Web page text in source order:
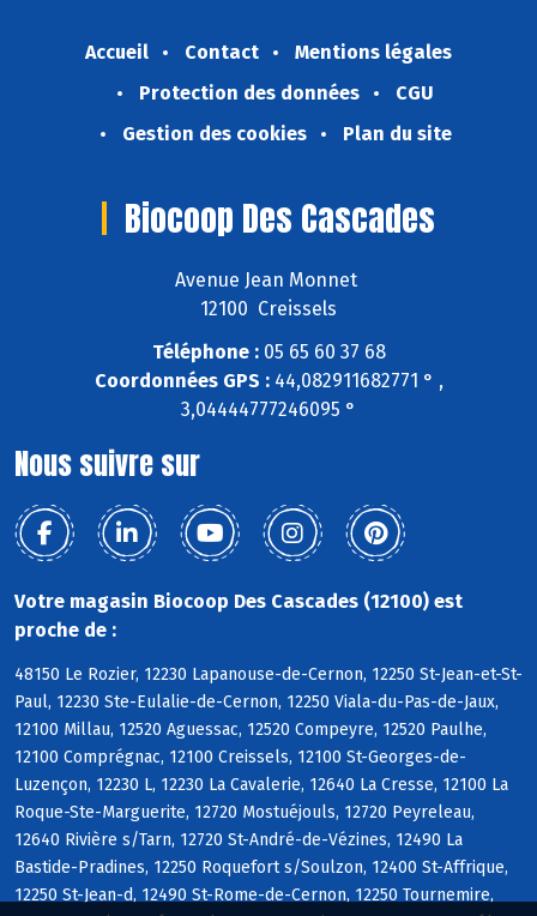
Accueil Contact
Mentions légales
Protection des données
CGU
Gestion des cookies
Plan du site
Biocoop Des Cascades
Avenue Jean Monnet
12100 Creissels
Téléphone :05 65 60 37 68
Coordonnées GPS :44,082911682771 ° ,
3,04444777246095 °
Nous suivre sur
Votre magasin Biocoop Des Cascades (12100) est
proche de :
48150 Le Rozier, 12230 Lapanouse-de-Cernon, 12250 St-Jean-et-St-
Paul, 12230 Ste-Eulalie-de-Cernon, 12250 Viala-du-Pas-de-Jaux,
12100 Millau, 12520 Aguessac, 12520 Compeyre, 12520 Paulhe,
12100 Comprégnac, 12100 Creissels, 12100 St-Georges-de-
Luzençon, 12230 L, 12230 La Cavalerie, 12640 La Cresse, 12100 La
Roque-Ste-Marguerite, 12720 Mostuéjouls, 12720 Peyreleau,
12640 Rivière s/Tarn, 12720 St-André-de-Vézines, 12490 La
Bastide-Pradines, 12250 Roquefort s/Soulzon, 12400 St-Affrique,
12250 St-Jean-d, 12490 St-Rome-de-Cernon, 12250 Tournemire,